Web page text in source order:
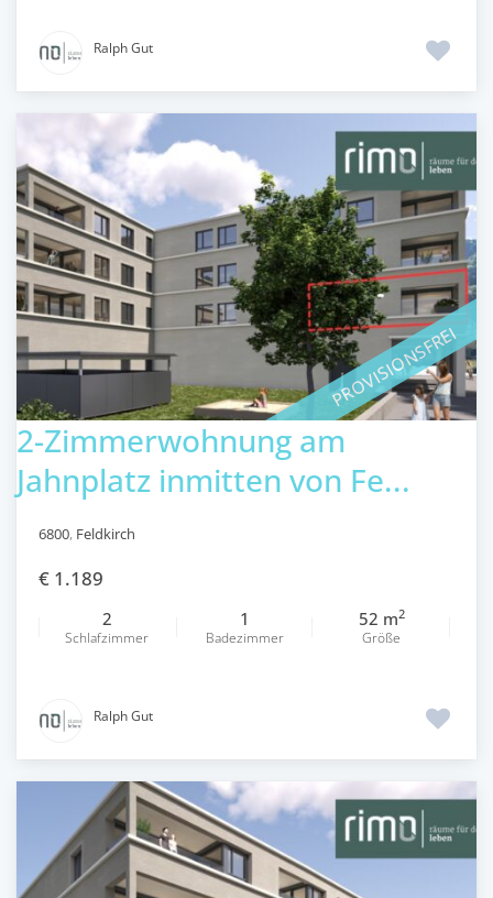
Ralph Gut
PROVISIONSFREI
2-Zimmerwohnung am
Jahnplatz inmitten von Fe...
6800, Feldkirch
€ 1.189
2
Schlafzimmer
1
Badezimmer
52 m2
Größe
Ralph Gut